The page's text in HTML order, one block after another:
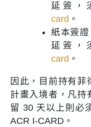
延簽，
card 。
紙本簽
延簽，
card 。
因此，目前持有菲
計畫入境者，凡持
留 30 天以上則必
ACR I-CARD。